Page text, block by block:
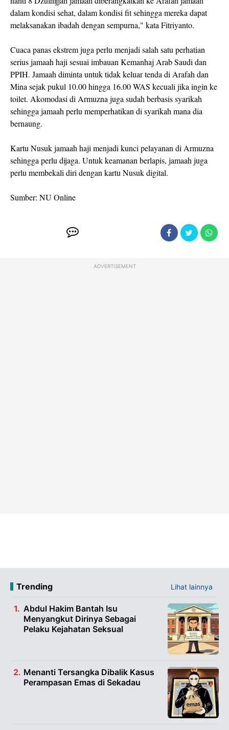
dalam kondisi sehat, dalam kondisi fit sehingga mereka dapat
melaksanakan ibadah dengan sempurna," kata Fitriyanto.
Cuaca panas ekstrem juga perlu menjadi salah satu perhatian
serius jamaah haji sesuai imbauan Kemanhaj Arab Saudi dan
PPIH. Jamaah diminta untuk tidak keluar tenda di Arafah dan
Mina sejak pukul 10.00 hingga 16.00 WAS kecuali jika ingin ke
toilet. Akomodasi di Armuzna juga sudah berbasis syarikah
sehingga jamaah perlu memperhatikan di syarikah mana dia
bernaung.
Kartu Nusuk jamaah haji menjadi kunci pelayanan di Armuzna
sehingga perlu dijaga. Untuk keamanan berlapis, jamaah juga
perlu membekali diri dengan kartu Nusuk digital.
Sumber: NU Online
ADVERTISEMENT
Trending Lihat lainnya
Abdul Hakim Bantah Isu
Menyangkut Dirinya Sebagai
Pelaku Kejahatan Seksual
Menanti Tersangka Dibalik Kasus
Perampasan Emas di Sekadau